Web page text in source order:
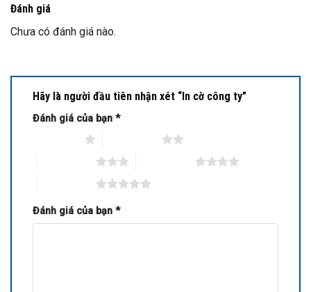
Đánh giá
Chưa có đánh giá nào.
Hãy là người đầu tiên nhận xét “In cờ công ty”
Đánh giá của bạn *
Đánh giá của bạn *